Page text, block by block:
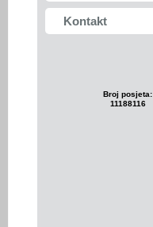
Kontakt
Broj posjeta:
11188116